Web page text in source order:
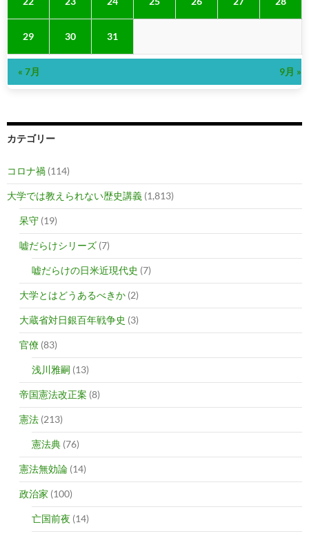
29 30 31
« 7月 9月 »
カテゴリー
コロナ禍 (114)
大学では教えられない歴史講義 (1,813)
呆守 (19)
嘘だらけシリーズ (7)
嘘だらけの日米近現代史 (7)
大学とはどうあるべきか (2)
大蔵省対日銀百年戦争史 (3)
官僚 (83)
浅川雅嗣 (13)
帝国憲法改正案 (8)
憲法 (213)
憲法典 (76)
憲法無効論 (14)
政治家 (100)
亡国前夜 (14)